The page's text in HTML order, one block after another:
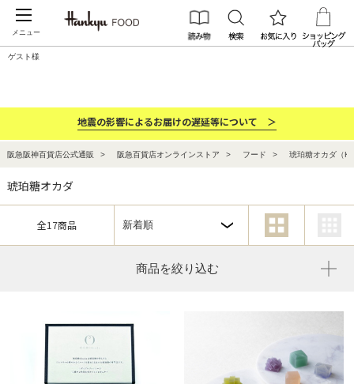
メニュー
ゲスト様
地震の影響によるお届けの遅延等について ＞
阪急阪神百貨店公式通販 阪急百貨店オンラインストア フード 琥珀糖オカダ（
商品を絞り込む
琥珀糖オカダ
全17商品